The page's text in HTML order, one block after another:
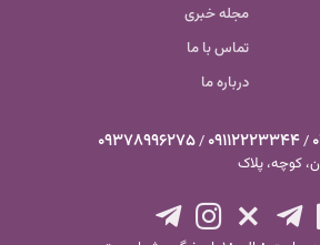
مجله خبری
تماس با ما
درباره ما
/
09112223344
/
09378996275
کوچه، پلاک